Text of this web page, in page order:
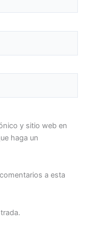
y sitio web en
haga un
a esta